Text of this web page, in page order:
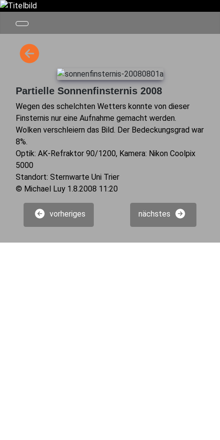
Partielle Sonnenfinsternis 2008
Wegen des schelchten Wetters konnte von dieser
Finsternis nur eine Aufnahme gemacht werden.
Wolken verschleiern das Bild. Der Bedeckungsgrad war
8%.
Optik: AK-Refraktor 90/1200, Kamera: Nikon Coolpix
5000
Standort: Sternwarte Uni Trier
© Michael Luy 1.8.2008 11:20
vorheriges nächstes